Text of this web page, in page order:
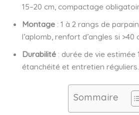
15–20 cm, compactage
Montage: 1 à 2 rangs de
l’aplomb, renfort d’angles si >40
Durabilité: durée de vie estimée
étanchéité et entretien réguliers.
Sommaire